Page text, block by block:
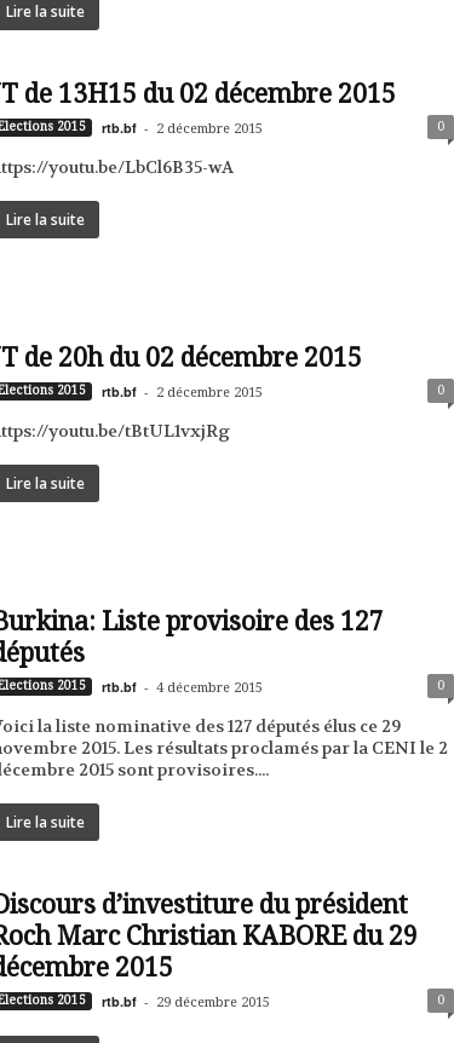
Lire la suite
de 13H15 du 02 décembre 2015
2015 rtb.bf - 2 décembre 2015 0
youtu.be/LbCl6B35-wA
Lire la suite
de 20h du 02 décembre 2015
2015 rtb.bf - 2 décembre 2015 0
youtu.be/tBtUL1vxjRg
Lire la suite
Liste provisoire des 127
2015 rtb.bf - 4 décembre 2015 0
la liste nominative des 127 députés élus ce 29
2015. Les résultats proclamés par la CENI le 2
2015 sont provisoires....
Lire la suite
d’investiture du président
Marc Christian KABORE du 29
2015
2015 rtb.bf - 29 décembre 2015 0